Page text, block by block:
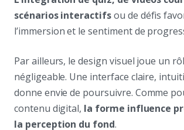
scénarios interactifsou de défis
l’immersion et le sentiment de
Par ailleurs, le design visuel joue un
négligeable. Une interface claire,
donne envie de poursuivre. Comme
contenu digital, la forme influence
la perception du fond.